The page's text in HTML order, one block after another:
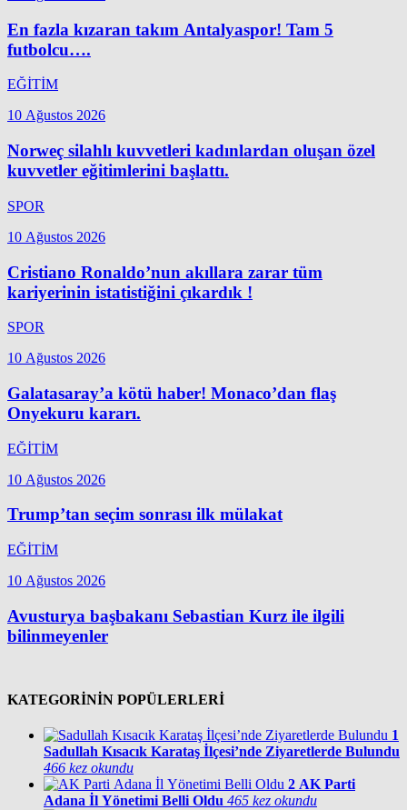
En fazla kızaran takım Antalyaspor! Tam 5
futbolcu….
EĞİTİM
10 Ağustos 2026
Norweç silahlı kuvvetleri kadınlardan oluşan özel
kuvvetler eğitimlerini başlattı.
SPOR
10 Ağustos 2026
Cristiano Ronaldo’nun akıllara zarar tüm
kariyerinin istatistiğini çıkardık !
SPOR
10 Ağustos 2026
Galatasaray’a kötü haber! Monaco’dan flaş
Onyekuru kararı.
EĞİTİM
10 Ağustos 2026
Trump’tan seçim sonrası ilk mülakat
EĞİTİM
10 Ağustos 2026
Avusturya başbakanı Sebastian Kurz ile ilgili
bilinmeyenler
KATEGORİNİN POPÜLERLERİ
1
Sadullah Kısacık Karataş İlçesi’nde Ziyaretlerde Bulundu
466 kez okundu
2 AK Parti
Adana İl Yönetimi Belli Oldu 465 kez okundu